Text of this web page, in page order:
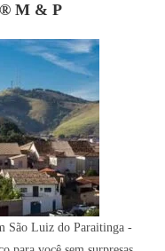
M & P
São Luiz do Paraitinga -